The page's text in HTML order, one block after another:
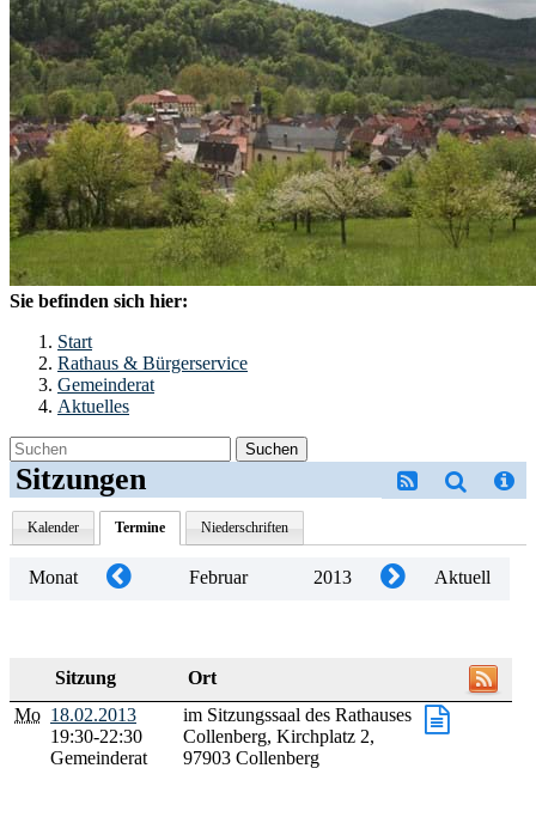
Sie befinden sich hier:
Start
Rathaus & Bürgerservice
Gemeinderat
Aktuelles
Suchen
Sitzungen
Kalender Termine Niederschriften
Monat Februar 2013 Aktuell
Sitzung
Ort
Mo 18.02.2013
19:30-22:30
Gemeinderat
im Sitzungssaal des Rathauses
Collenberg, Kirchplatz 2,
97903 Collenberg